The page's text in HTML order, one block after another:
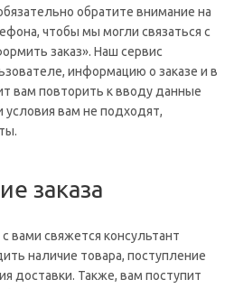
обратите внимание на
чтобы мы могли связаться с
заказ». Наш сервис
информацию о заказе и в
вам повторить к вводу данные
вам не подходят,
заказа
вами свяжется консультант
наличие товара, поступление
доставки. Также, вам поступит